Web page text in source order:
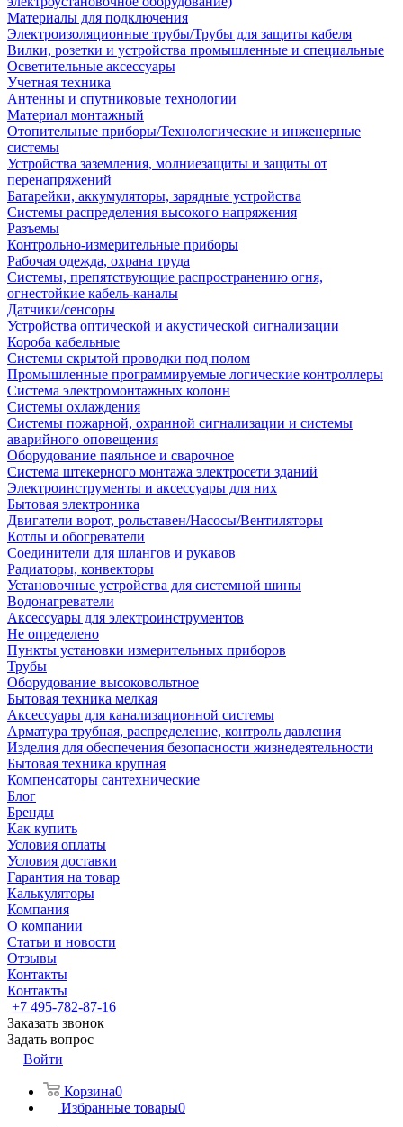
Материалы для подключения
Электроизоляционные трубы/Трубы для защиты кабеля
Вилки, розетки и устройства промышленные и специальные
Осветительные аксессуары
Учетная техника
Антенны и спутниковые технологии
Материал монтажный
Отопительные приборы/Технологические и инженерные
системы
Устройства заземления, молниезащиты и защиты от
перенапряжений
Батарейки, аккумуляторы, зарядные устройства
Системы распределения высокого напряжения
Разъемы
Контрольно-измерительные приборы
Рабочая одежда, охрана труда
Системы, препятствующие распространению огня,
огнестойкие кабель-каналы
Датчики/сенсоры
Устройства оптической и акустической сигнализации
Короба кабельные
Системы скрытой проводки под полом
Промышленные программируемые логические контроллеры
Система электромонтажных колонн
Системы охлаждения
Системы пожарной, охранной сигнализации и системы
аварийного оповещения
Оборудование паяльное и сварочное
Система штекерного монтажа электросети зданий
Электроинструменты и аксессуары для них
Бытовая электроника
Двигатели ворот, рольставен/Насосы/Вентиляторы
Котлы и обогреватели
Соединители для шлангов и рукавов
Радиаторы, конвекторы
Установочные устройства для системной шины
Водонагреватели
Аксессуары для электроинструментов
Не определено
Пункты установки измерительных приборов
Трубы
Оборудование высоковольтное
Бытовая техника мелкая
Аксессуары для канализационной системы
Арматура трубная, распределение, контроль давления
Изделия для обеспечения безопасности жизнедеятельности
Бытовая техника крупная
Компенсаторы сантехнические
Блог
Бренды
Как купить
Условия оплаты
Условия доставки
Гарантия на товар
Калькуляторы
Компания
О компании
Статьи и новости
Отзывы
Контакты
Контакты
+7 495-782-87-16
Заказать звонок
Задать вопрос
Войти
Корзина0
Избранные товары0